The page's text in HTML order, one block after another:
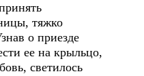
тяжко
о приезде
ее на крыльцо,
светилось